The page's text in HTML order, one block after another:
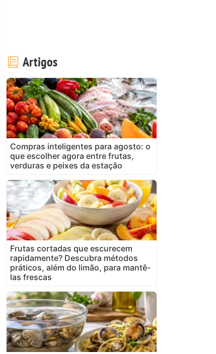
Artigos
Compras inteligentes para agosto: o
que escolher agora entre frutas,
verduras e peixes da estação
Frutas cortadas que escurecem
rapidamente? Descubra métodos
práticos, além do limão, para mantê-
las frescas